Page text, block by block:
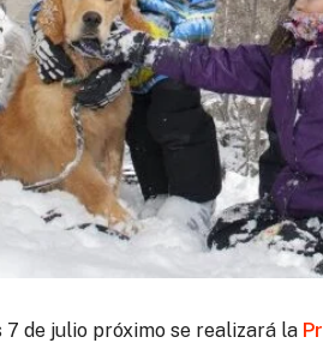
7 de julio próximo se realizará la